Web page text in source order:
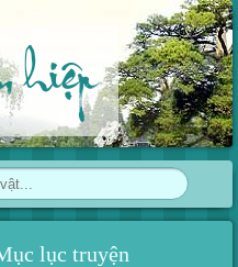
lục truyện